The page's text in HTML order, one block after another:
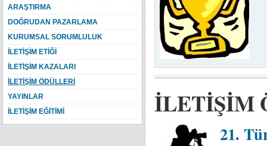
İLETİŞİM
21.
ARAŞTIRMA
DOĞRUDAN PAZARLAMA
KURUMSAL SORUMLULUK
İLETİŞİM ETİĞİ
İLETİŞİM KAZALARI
İLETİŞİM ÖDÜLLERİ
YAYINLAR
İLETİŞİM EĞİTİMİ